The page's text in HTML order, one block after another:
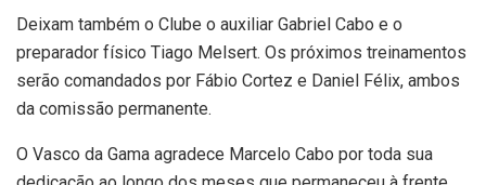
Deixam também o Clube o auxiliar Gabriel Cabo e o
preparador físico Tiago Melsert. Os próximos treinamentos
serão comandados por Fábio Cortez e Daniel Félix, ambos
da comissão permanente.
O Vasco da Gama agradece Marcelo Cabo por toda sua